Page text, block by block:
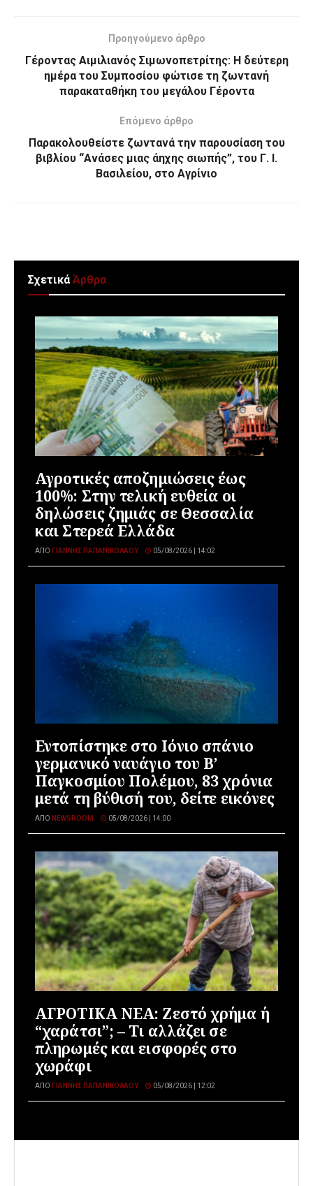
Προηγούμενο άρθρο
Γέροντας Αιμιλιανός Σιμωνοπετρίτης: Η δεύτερη
ημέρα του Συμποσίου φώτισε τη ζωντανή
παρακαταθήκη του μεγάλου Γέροντα
Επόμενο άρθρο
Παρακολουθείστε ζωντανά την παρουσίαση του
βιβλίου “Ανάσες μιας άηχης σιωπής”, του Γ. Ι.
Βασιλείου, στο Αγρίνιο
ΣχετικάΆρθρα
Αγροτικές αποζημιώσεις έως
100%: Στην τελική ευθεία οι
δηλώσεις ζημιάς σε Θεσσαλία
και Στερεά Ελλάδα
ΑΠΌ ΓΙΆΝΝΗΣ ΠΑΠΑΝΙΚΟΛΆΟΥ 05/08/2026 | 14:02
Εντοπίστηκε στο Ιόνιο σπάνιο
γερμανικό ναυάγιο του Β’
Παγκοσμίου Πολέμου, 83 χρόνια
μετά τη βύθισή του, δείτε εικόνες
ΑΠΌ NEWSROOM 05/08/2026 | 14:00
ΑΓΡΟΤΙΚΑ ΝΕΑ: Ζεστό χρήμα ή
“χαράτσι”; – Τι αλλάζει σε
πληρωμές και εισφορές στο
χωράφι
ΑΠΌ ΓΙΆΝΝΗΣ ΠΑΠΑΝΙΚΟΛΆΟΥ 05/08/2026 | 12:02